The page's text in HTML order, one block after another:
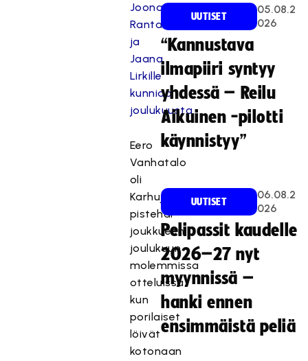
Joona
Rantalalle
ja
Jaana
Lirkille
kunniaa
joulukuusta
Eero
Vanhatalo
oli
Karhujen
pistehai
joukkueen
joulukuun
molemmissa
otteluissa,
kun
porilaiset
löivät
kotonaan
UUTISET
05.08.2
026
“Kannustava
ilmapiiri syntyy
yhdessä – Reilu
Aikuinen -pilotti
käynnistyy”
UUTISET
06.08.2
026
Pelipassit kaudelle
2026–27 nyt
myynnissä –
hanki ennen
ensimmäistä peliä